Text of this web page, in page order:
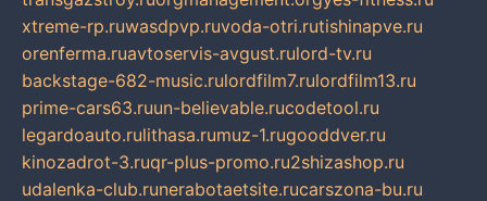
xtreme-rp.ruwasdpvp.ruvoda-otri.rutishinapve.ru
orenferma.ruavtoservis-avgust.rulord-tv.ru
backstage-682-music.rulordfilm7.rulordfilm13.ru
prime-cars63.ruun-believable.rucodetool.ru
legardoauto.rulithasa.rumuz-1.rugooddver.ru
kinozadrot-3.ruqr-plus-promo.ru2shizashop.ru
udalenka-club.runerabotaetsite.rucarszona-bu.ru